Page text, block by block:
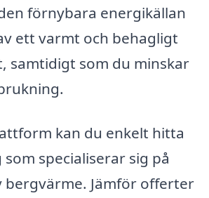
förnybara energikällan
ett varmt och behagligt
samtidigt som du minskar
kan du enkelt hitta
specialiserar sig på
bergvärme. Jämför offerter